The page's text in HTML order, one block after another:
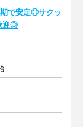
期で安定◎サクッ
迎◎